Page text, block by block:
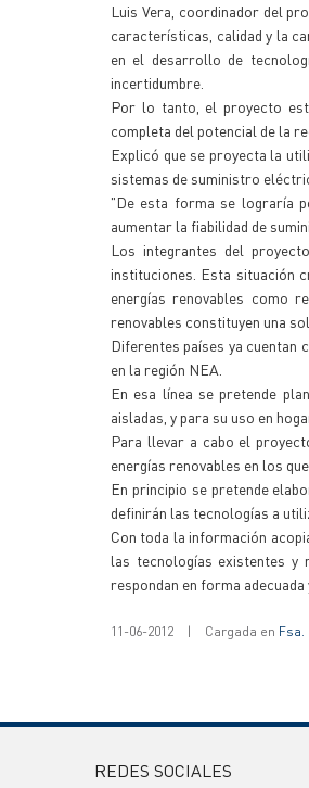
Luis Vera, coordinador del
características, calidad y la
en el desarrollo de
incertidumbre.
Por lo tanto, el proyecto
completa del potencial de la
Explicó que se proyecta la
sistemas de suministro
"De esta forma se lograría
aumentar la fiabilidad de
Los integrantes del
instituciones. Esta situación
energías renovables como
renovables constituyen una
Diferentes países ya cuentan
en la región NEA.
En esa línea se pretende
aisladas, y para su uso en
Para llevar a cabo el
energías renovables en los
En principio se pretende
definirán las tecnologías a
Con toda la información
las tecnologías existentes y
respondan en forma
11-06-2012 | Cargada en Fsa.
REDES SOCIALES